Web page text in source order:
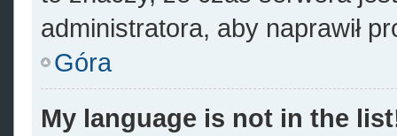
administratora, aby naprawił
Góra
My language is not in the